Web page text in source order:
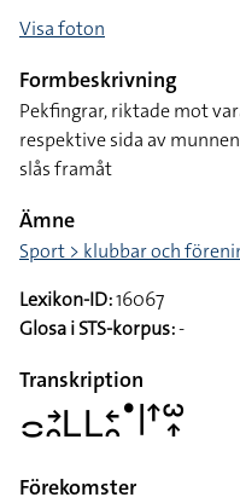
Visa foton
Formbeskrivning
Pekfingrar, riktade mot
respektive sida av
slås framåt
Ämne
Sport > klubbar och
Lexikon-ID:16067
Glosa i STS-korpus:-
Transkription
􌤌􌥔􌥘􌥈􌥈􌥓􌥘􌤟􌥼􌦃􌥱􌥾
Förekomster